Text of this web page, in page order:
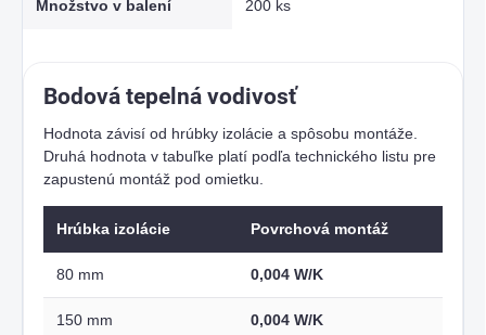
Množstvo v balení 200 ks
Bodová tepelná vodivosť
Hodnota závisí od hrúbky izolácie a spôsobu montáže.
Druhá hodnota v tabuľke platí podľa technického listu pre
zapustenú montáž pod omietku.
Hrúbka izolácie Povrchová montáž
80 mm 0,004 W/K
150 mm 0,004 W/K